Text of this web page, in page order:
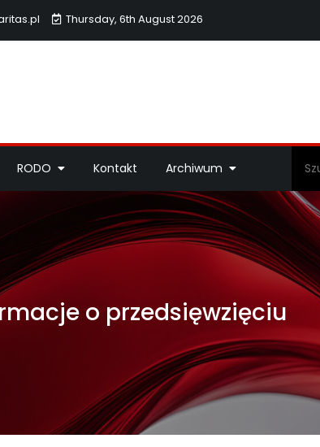
Thursday, 6th August 2026
RODO Kontakt Archiwum
o przedsięwzięciu